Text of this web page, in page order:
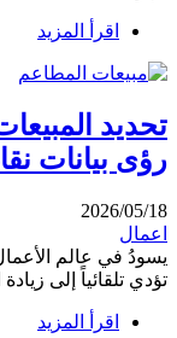
اقرأ المزيد
تحديد
رؤى بيانات
2026/05/18
اعمال
يسودُ في عالم
تؤدي تلقائياً إلى
اقرأ المزيد